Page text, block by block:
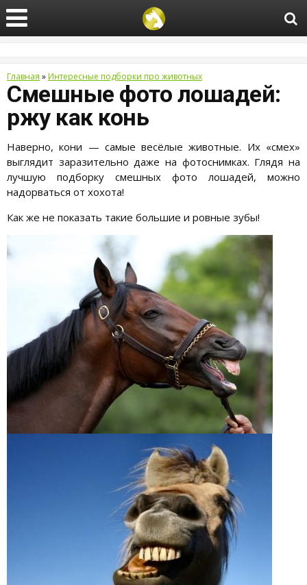
Главная »Интересные подборки про животных
Смешные фото лошадей:
ржу как конь
Наверно, кони — самые весёлые животные. Их «смех»
выглядит заразительно даже на фотоснимках. Глядя на
лучшую подборку смешных фото лошадей, можно
надорваться от хохота!
Как же не показать такие большие и ровные зубы!